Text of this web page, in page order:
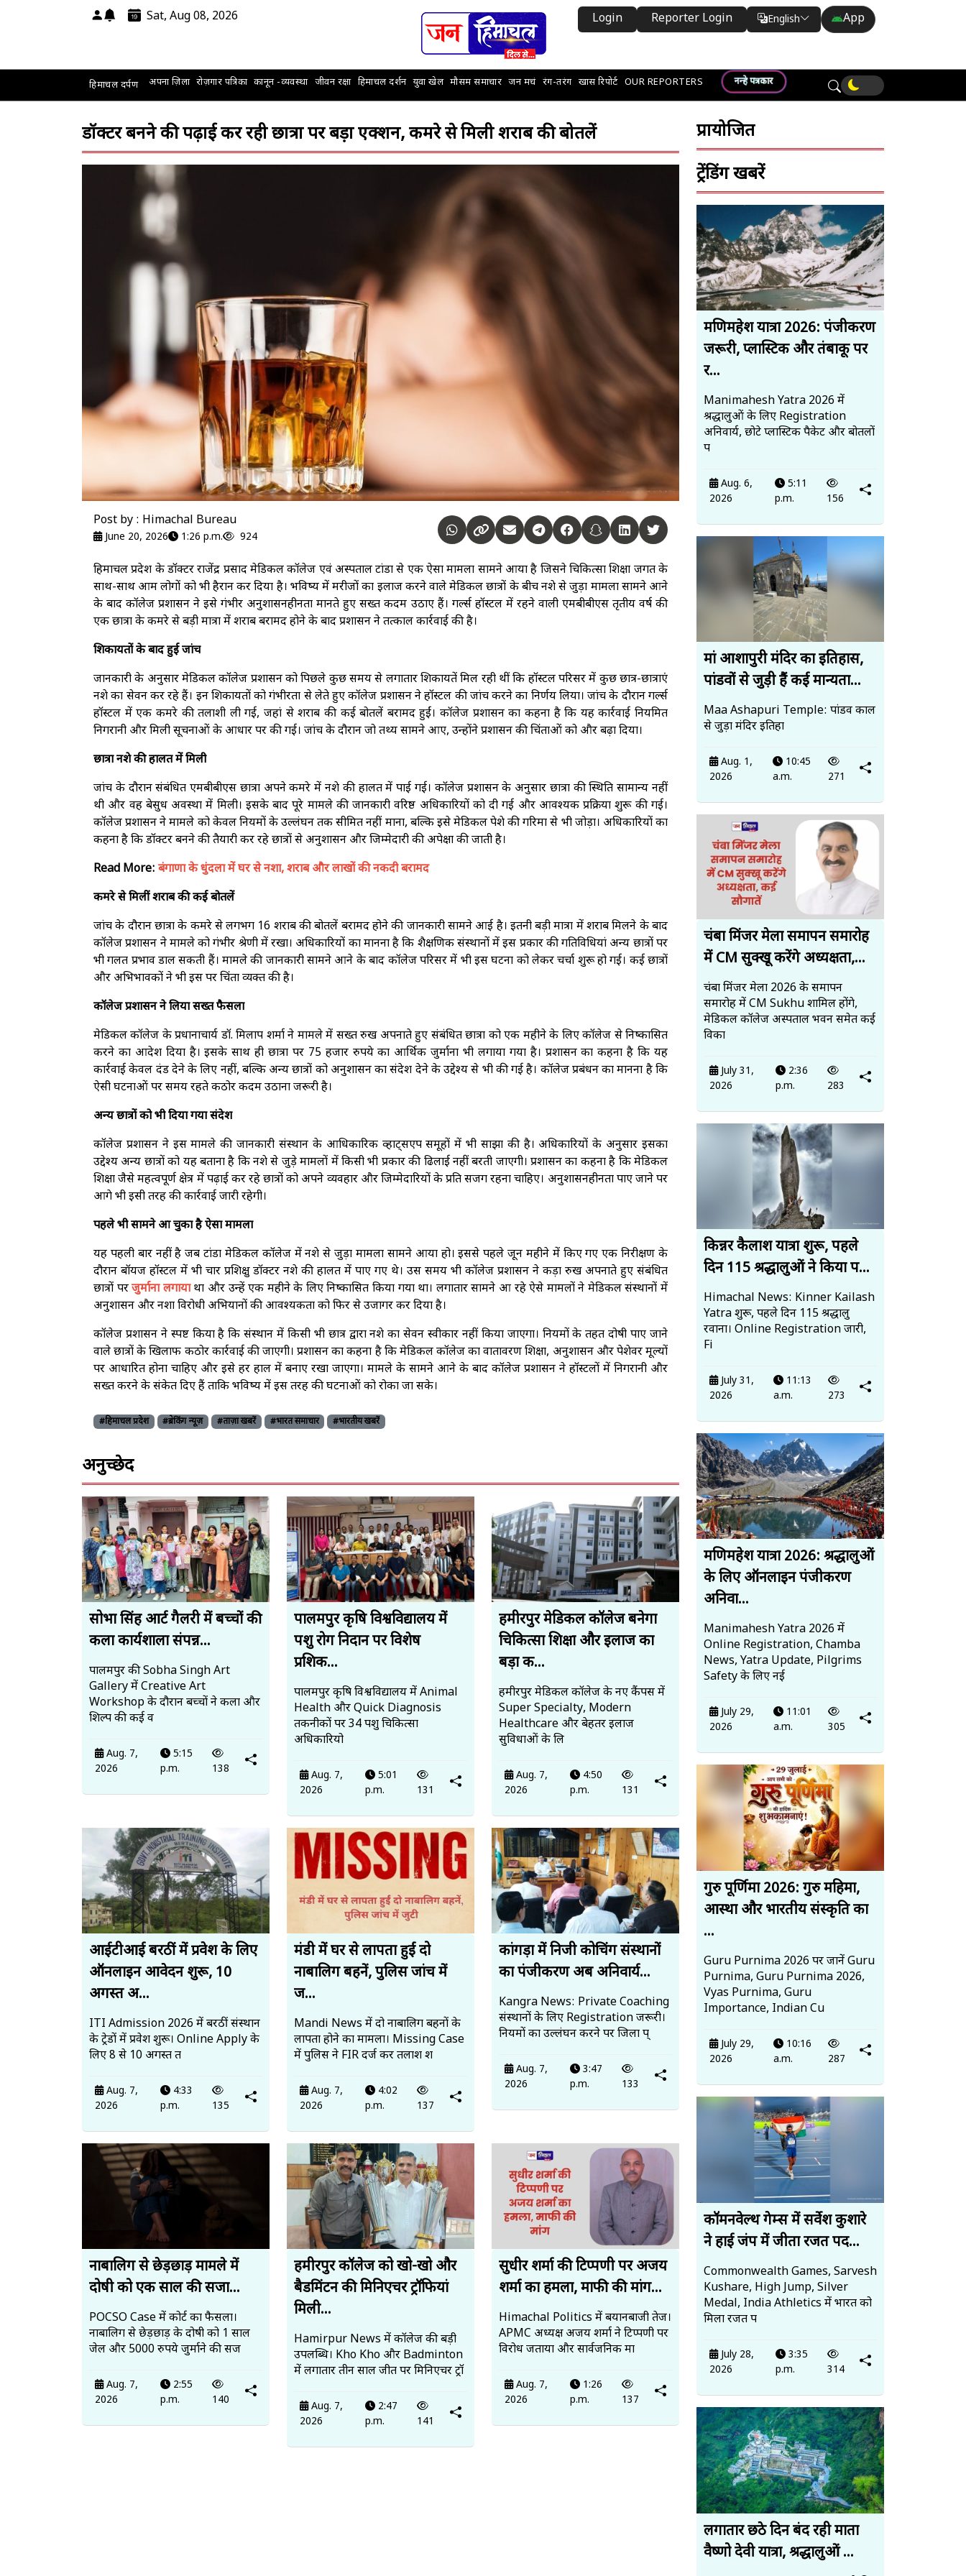
Sat, Aug 08, 2026 Login Reporter Login English
Translate
App
हिमाचल दर्पण अपना ज़िला रोज़गार पत्रिका कानून -व्यवस्था जीवन रक्षा हिमाचल दर्शन युवा खेल मौसम समाचार जन मचं रंग-तरंग खास रिपोर्ट OUR REPORTERS नन्हे पत्रकार
डॉक्टर बनने की पढ़ाई कर रही छात्रा पर बड़ा एक्शन, कमरे से मिली शराब की बोतलें
Post by : Himachal Bureau
June 20, 2026 1:26 p.m. 924
हिमाचल प्रदेश के डॉक्टर राजेंद्र प्रसाद मेडिकल कॉलेज एवं अस्पताल टांडा से एक ऐसा मामला सामने आया है जिसने चिकित्सा शिक्षा जगत के
साथ-साथ आम लोगों को भी हैरान कर दिया है। भविष्य में मरीजों का इलाज करने वाले मेडिकल छात्रों के बीच नशे से जुड़ा मामला सामने आने
के बाद कॉलेज प्रशासन ने इसे गंभीर अनुशासनहीनता मानते हुए सख्त कदम उठाए हैं। गर्ल्स हॉस्टल में रहने वाली एमबीबीएस तृतीय वर्ष की
एक छात्रा के कमरे से बड़ी मात्रा में शराब बरामद होने के बाद प्रशासन ने तत्काल कार्रवाई की है।
शिकायतों के बाद हुई जांच
जानकारी के अनुसार मेडिकल कॉलेज प्रशासन को पिछले कुछ समय से लगातार शिकायतें मिल रही थीं कि हॉस्टल परिसर में कुछ छात्र-छात्राएं
नशे का सेवन कर रहे हैं। इन शिकायतों को गंभीरता से लेते हुए कॉलेज प्रशासन ने हॉस्टल की जांच करने का निर्णय लिया। जांच के दौरान गर्ल्स
हॉस्टल में एक कमरे की तलाशी ली गई, जहां से शराब की कई बोतलें बरामद हुईं। कॉलेज प्रशासन का कहना है कि यह कार्रवाई नियमित
निगरानी और मिली सूचनाओं के आधार पर की गई। जांच के दौरान जो तथ्य सामने आए, उन्होंने प्रशासन की चिंताओं को और बढ़ा दिया।
छात्रा नशे की हालत में मिली
जांच के दौरान संबंधित एमबीबीएस छात्रा अपने कमरे में नशे की हालत में पाई गई। कॉलेज प्रशासन के अनुसार छात्रा की स्थिति सामान्य नहीं
थी और वह बेसुध अवस्था में मिली। इसके बाद पूरे मामले की जानकारी वरिष्ठ अधिकारियों को दी गई और आवश्यक प्रक्रिया शुरू की गई।
कॉलेज प्रशासन ने मामले को केवल नियमों के उल्लंघन तक सीमित नहीं माना, बल्कि इसे मेडिकल पेशे की गरिमा से भी जोड़ा। अधिकारियों का
कहना है कि डॉक्टर बनने की तैयारी कर रहे छात्रों से अनुशासन और जिम्मेदारी की अपेक्षा की जाती है।
Read More: बंगाणा के धुंदला में घर से नशा, शराब और लाखों की नकदी बरामद
कमरे से मिलीं शराब की कई बोतलें
जांच के दौरान छात्रा के कमरे से लगभग 16 शराब की बोतलें बरामद होने की जानकारी सामने आई है। इतनी बड़ी मात्रा में शराब मिलने के बाद
कॉलेज प्रशासन ने मामले को गंभीर श्रेणी में रखा। अधिकारियों का मानना है कि शैक्षणिक संस्थानों में इस प्रकार की गतिविधियां अन्य छात्रों पर
भी गलत प्रभाव डाल सकती हैं। मामले की जानकारी सामने आने के बाद कॉलेज परिसर में भी इस घटना को लेकर चर्चा शुरू हो गई। कई छात्रों
और अभिभावकों ने भी इस पर चिंता व्यक्त की है।
कॉलेज प्रशासन ने लिया सख्त फैसला
मेडिकल कॉलेज के प्रधानाचार्य डॉ. मिलाप शर्मा ने मामले में सख्त रुख अपनाते हुए संबंधित छात्रा को एक महीने के लिए कॉलेज से निष्कासित
करने का आदेश दिया है। इसके साथ ही छात्रा पर 75 हजार रुपये का आर्थिक जुर्माना भी लगाया गया है। प्रशासन का कहना है कि यह
कार्रवाई केवल दंड देने के लिए नहीं, बल्कि अन्य छात्रों को अनुशासन का संदेश देने के उद्देश्य से भी की गई है। कॉलेज प्रबंधन का मानना है कि
ऐसी घटनाओं पर समय रहते कठोर कदम उठाना जरूरी है।
अन्य छात्रों को भी दिया गया संदेश
कॉलेज प्रशासन ने इस मामले की जानकारी संस्थान के आधिकारिक व्हाट्सएप समूहों में भी साझा की है। अधिकारियों के अनुसार इसका
उद्देश्य अन्य छात्रों को यह बताना है कि नशे से जुड़े मामलों में किसी भी प्रकार की ढिलाई नहीं बरती जाएगी। प्रशासन का कहना है कि मेडिकल
शिक्षा जैसे महत्वपूर्ण क्षेत्र में पढ़ाई कर रहे छात्रों को अपने व्यवहार और जिम्मेदारियों के प्रति सजग रहना चाहिए। अनुशासनहीनता पाए जाने पर
आगे भी इसी तरह की कार्रवाई जारी रहेगी।
पहले भी सामने आ चुका है ऐसा मामला
यह पहली बार नहीं है जब टांडा मेडिकल कॉलेज में नशे से जुड़ा मामला सामने आया हो। इससे पहले जून महीने में किए गए एक निरीक्षण के
दौरान बॉयज हॉस्टल में भी चार प्रशिक्षु डॉक्टर नशे की हालत में पाए गए थे। उस समय भी कॉलेज प्रशासन ने कड़ा रुख अपनाते हुए संबंधित
छात्रों परजुर्माना लगायाथा और उन्हें एक महीने के लिए निष्कासित किया गया था। लगातार सामने आ रहे ऐसे मामलों ने मेडिकल संस्थानों में
अनुशासन और नशा विरोधी अभियानों की आवश्यकता को फिर से उजागर कर दिया है।
कॉलेज प्रशासन ने स्पष्ट किया है कि संस्थान में किसी भी छात्र द्वारा नशे का सेवन स्वीकार नहीं किया जाएगा। नियमों के तहत दोषी पाए जाने
वाले छात्रों के खिलाफ कठोर कार्रवाई की जाएगी। प्रशासन का कहना है कि मेडिकल कॉलेज का वातावरण शिक्षा, अनुशासन और पेशेवर मूल्यों
पर आधारित होना चाहिए और इसे हर हाल में बनाए रखा जाएगा। मामले के सामने आने के बाद कॉलेज प्रशासन ने हॉस्टलों में निगरानी और
सख्त करने के संकेत दिए हैं ताकि भविष्य में इस तरह की घटनाओं को रोका जा सके।
#हिमाचल प्रदेश #ब्रेकिंग न्यूज़ #ताज़ा खबरें #भारत समाचार #भारतीय खबरें
अनुच्छेद
सोभा सिंह आर्ट गैलरी में बच्चों की
कला कार्यशाला संपन्न...
पालमपुर की Sobha Singh Art
Gallery में Creative Art
Workshop के दौरान बच्चों ने कला और
शिल्प की कई व
Aug. 7,
2026
5:15
p.m.
138
पालमपुर कृषि विश्वविद्यालय में
पशु रोग निदान पर विशेष
प्रशिक...
पालमपुर कृषि विश्वविद्यालय में Animal
Health और Quick Diagnosis
तकनीकों पर 34 पशु चिकित्सा
अधिकारियो
Aug. 7,
2026
5:01
p.m.
131
हमीरपुर मेडिकल कॉलेज बनेगा
चिकित्सा शिक्षा और इलाज का
बड़ा क...
हमीरपुर मेडिकल कॉलेज के नए कैंपस में
Super Specialty, Modern
Healthcare और बेहतर इलाज
सुविधाओं के लि
Aug. 7,
2026
4:50
p.m.
131
आईटीआई बरठीं में प्रवेश के लिए
ऑनलाइन आवेदन शुरू, 10
अगस्त अ...
ITI Admission 2026 में बरठीं संस्थान
के ट्रेडों में प्रवेश शुरू। Online Apply के
लिए 8 से 10 अगस्त त
Aug. 7,
2026
4:33
p.m.
135
मंडी में घर से लापता हुईं दो
नाबालिग बहनें, पुलिस जांच में
ज...
Mandi News में दो नाबालिग बहनों के
लापता होने का मामला। Missing Case
में पुलिस ने FIR दर्ज कर तलाश श
Aug. 7,
2026
4:02
p.m.
137
कांगड़ा में निजी कोचिंग संस्थानों
का पंजीकरण अब अनिवार्य...
Kangra News: Private Coaching
संस्थानों के लिए Registration जरूरी।
नियमों का उल्लंघन करने पर जिला प्
Aug. 7,
2026
3:47
p.m.
133
नाबालिग से छेड़छाड़ मामले में
दोषी को एक साल की सजा...
POCSO Case में कोर्ट का फैसला।
नाबालिग से छेड़छाड़ के दोषी को 1 साल
जेल और 5000 रुपये जुर्माने की सज
Aug. 7,
2026
2:55
p.m.
140
हमीरपुर कॉलेज को खो-खो और
बैडमिंटन की मिनिएचर ट्रॉफियां
मिली...
Hamirpur News में कॉलेज की बड़ी
उपलब्धि। Kho Kho और Badminton
में लगातार तीन साल जीत पर मिनिएचर ट्रॉ
Aug. 7,
2026
2:47
p.m.
141
सुधीर शर्मा की टिप्पणी पर अजय
शर्मा का हमला, माफी की मांग...
Himachal Politics में बयानबाजी तेज।
APMC अध्यक्ष अजय शर्मा ने टिप्पणी पर
विरोध जताया और सार्वजनिक मा
Aug. 7,
2026
1:26
p.m.
137
प्रायोजित
ट्रेंडिंग खबरें
मणिमहेश यात्रा 2026: पंजीकरण
जरूरी, प्लास्टिक और तंबाकू पर
र...
Manimahesh Yatra 2026 में
श्रद्धालुओं के लिए Registration
अनिवार्य, छोटे प्लास्टिक पैकेट और बोतलों
प
Aug. 6,
2026
5:11
p.m.
156
मां आशापुरी मंदिर का इतिहास,
पांडवों से जुड़ी हैं कई मान्यता...
Maa Ashapuri Temple: पांडव काल
से जुड़ा मंदिर इतिहा
Aug. 1,
2026
10:45
a.m.
271
चंबा मिंजर मेला समापन समारोह
में CM सुक्खू करेंगे अध्यक्षता,...
चंबा मिंजर मेला 2026 के समापन
समारोह में CM Sukhu शामिल होंगे,
मेडिकल कॉलेज अस्पताल भवन समेत कई
विका
July 31,
2026
2:36
p.m.
283
किन्नर कैलाश यात्रा शुरू, पहले
दिन 115 श्रद्धालुओं ने किया प...
Himachal News: Kinner Kailash
Yatra शुरू, पहले दिन 115 श्रद्धालु
रवाना। Online Registration जारी,
Fi
July 31,
2026
11:13
a.m.
273
मणिमहेश यात्रा 2026: श्रद्धालुओं
के लिए ऑनलाइन पंजीकरण
अनिवा...
Manimahesh Yatra 2026 में
Online Registration, Chamba
News, Yatra Update, Pilgrims
Safety के लिए नई
July 29,
2026
11:01
a.m.
305
गुरु पूर्णिमा 2026: गुरु महिमा,
आस्था और भारतीय संस्कृति का
...
Guru Purnima 2026 पर जानें Guru
Purnima, Guru Purnima 2026,
Vyas Purnima, Guru
Importance, Indian Cu
July 29,
2026
10:16
a.m.
287
कॉमनवेल्थ गेम्स में सर्वेश कुशारे
ने हाई जंप में जीता रजत पद...
Commonwealth Games, Sarvesh
Kushare, High Jump, Silver
Medal, India Athletics में भारत को
मिला रजत प
July 28,
2026
3:35
p.m.
314
लगातार छठे दिन बंद रही माता
वैष्णो देवी यात्रा, श्रद्धालुओं ...